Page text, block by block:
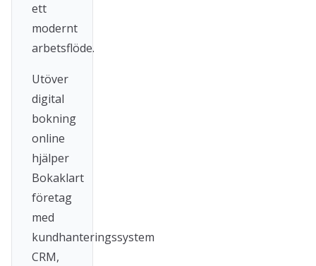
ett
modernt
arbetsflöde.
Utöver
digital
bokning
online
hjälper
Bokaklart
företag
med
kundhanteringssystem
CRM,